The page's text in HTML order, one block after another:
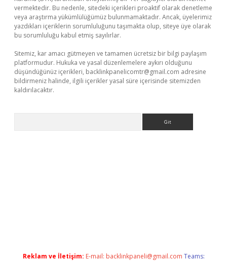
vermektedir. Bu nedenle, sitedeki içerikleri proaktif olarak denetleme
veya araştırma yükümlülüğümüz bulunmamaktadır. Ancak, üyelerimiz
yazdıkları içeriklerin sorumluluğunu taşımakta olup, siteye üye olarak
bu sorumluluğu kabul etmiş sayılırlar.
Sitemiz, kar amacı gütmeyen ve tamamen ücretsiz bir bilgi paylaşım
platformudur. Hukuka ve yasal düzenlemelere aykırı olduğunu
düşündüğünüz içerikleri, backlinkpanelicomtr@gmail.com adresine
bildirmeniz halinde, ilgili içerikler yasal süre içerisinde sitemizden
kaldırılacaktır.
Reklam ve İletişim: E-mail: backlinkpaneli@gmail.com Teams: